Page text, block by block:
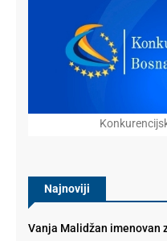
Najnoviji
Vanja Malidžan imenovan